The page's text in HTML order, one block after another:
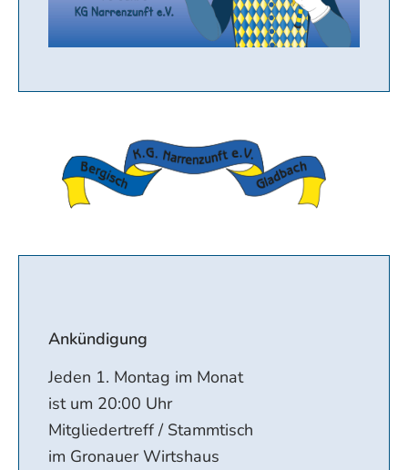
Ankündigung
Jeden 1. Montag im Monat
ist um 20:00 Uhr
Mitgliedertreff / Stammtisch
im Gronauer Wirtshaus